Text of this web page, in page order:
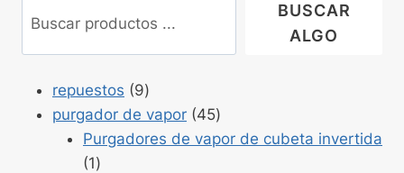
BUSCAR
ALGO
repuestos 9Productos
9
purgador de vapor 45Productos
45
Purgadores de vapor de cubeta invertida
1Producto